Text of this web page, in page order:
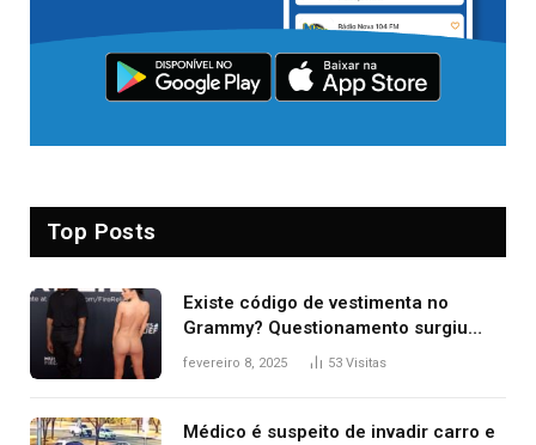
Top Posts
Existe código de vestimenta no
Grammy? Questionamento surgiu
após Bianca Censori, mulher de
fevereiro 8, 2025 53 Visitas
Médico é suspeito de invadir carro e